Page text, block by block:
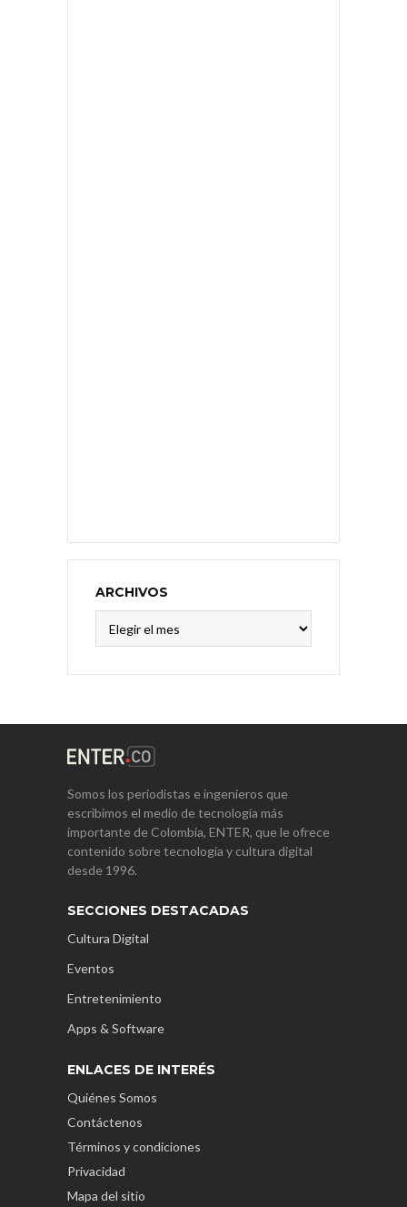
ARCHIVOS
Somos los periodistas e ingenieros que
escribimos el medio de tecnología más
importante de Colombia, ENTER, que le ofrece
contenido sobre tecnología y cultura digital
desde 1996.
SECCIONES DESTACADAS
Cultura Digital
Eventos
Entretenimiento
Apps & Software
ENLACES DE INTERÉS
Quiénes Somos
Contáctenos
Términos y condiciones
Privacidad
Mapa del sitio